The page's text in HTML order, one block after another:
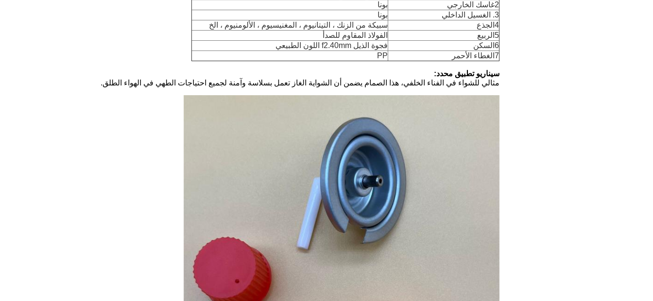
2غاسك الخارجي
بونا
3. الغسيل الداخلي
بونا
4الجذع
سبيكة من الزنك ، التيتانيوم ، المغنيسيوم ، الألومنيوم ، الخ
5الربيع
الفولاذ المقاوم للصدأ
6السكن
فجوة الذيل f2.40mm اللون الطبيعي
7الغطاء الأحمر
PP
سيناريو تطبيق محدد:
مثالي للشواء في الفناء الخلفي، هذا الصمام يضمن أن الشواية الغاز تعمل بسلاسة وآمنة لجميع احتياجات الطهي في الهواء الطلق.